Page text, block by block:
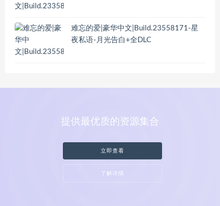
难忘的爱|豪华中文|Build.23558171-星
夜私语-月光告白+全DLC
提供最优质的资源集合
立即查看
了解详情